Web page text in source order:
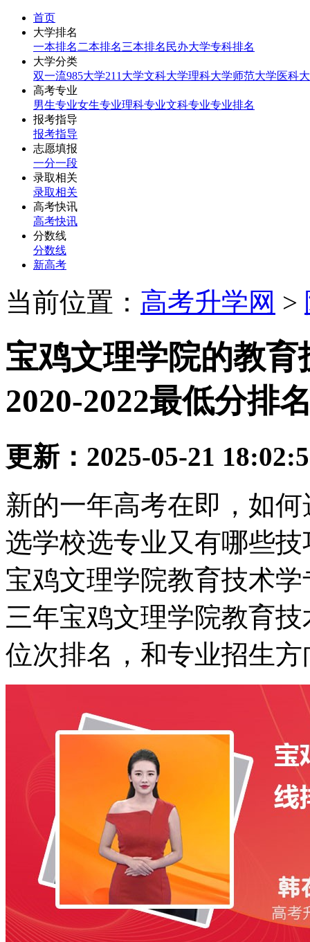
首页
大学排名
一本排名 二本排名三本排名 民办大学专科排名
大学分类
双一流985大学211大学文科大学理科大学师范大学医科
高考专业
男生专业女生专业理科专业文科专业专业排名
报考指导
报考指导
志愿填报
一分一段
录取相关
录取相关
高考快讯
高考快讯
分数线
分数线
新高考
当前位置： 高考升学网 >
宝鸡文理学院的教
2020-2022最低分排
更新：2025-05-21
新的一年高考在即，如
选学校选专业又有哪些
宝鸡文理学院教育技术
三年宝鸡文理学院教育
位次排名，和专业招生